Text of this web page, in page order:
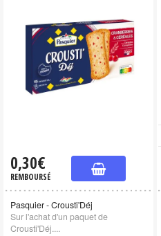
0,30€
REMBOURSÉ
Pasquier - Crousti'Déj
Sur l'achat d'un paquet de
Crousti'Déj....